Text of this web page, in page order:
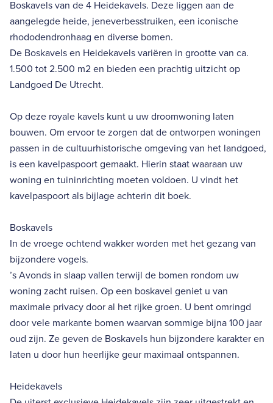
Boskavels van de 4 Heidekavels. Deze liggen aan de
aangelegde heide, jeneverbesstruiken, een iconische
rhododendronhaag en diverse bomen.
De Boskavels en Heidekavels variëren in grootte van ca.
1.500 tot 2.500 m2 en bieden een prachtig uitzicht op
Landgoed De Utrecht.
Op deze royale kavels kunt u uw droomwoning laten
bouwen. Om ervoor te zorgen dat de ontworpen woningen
passen in de cultuurhistorische omgeving van het landgoed,
is een kavelpaspoort gemaakt. Hierin staat waaraan uw
woning en tuininrichting moeten voldoen. U vindt het
kavelpaspoort als bijlage achterin dit boek.
Boskavels
In de vroege ochtend wakker worden met het gezang van
bijzondere vogels.
’s Avonds in slaap vallen terwijl de bomen rondom uw
woning zacht ruisen. Op een boskavel geniet u van
maximale privacy door al het rijke groen. U bent omringd
door vele markante bomen waarvan sommige bijna 100 jaar
oud zijn. Ze geven de Boskavels hun bijzondere karakter en
laten u door hun heerlijke geur maximaal ontspannen.
Heidekavels